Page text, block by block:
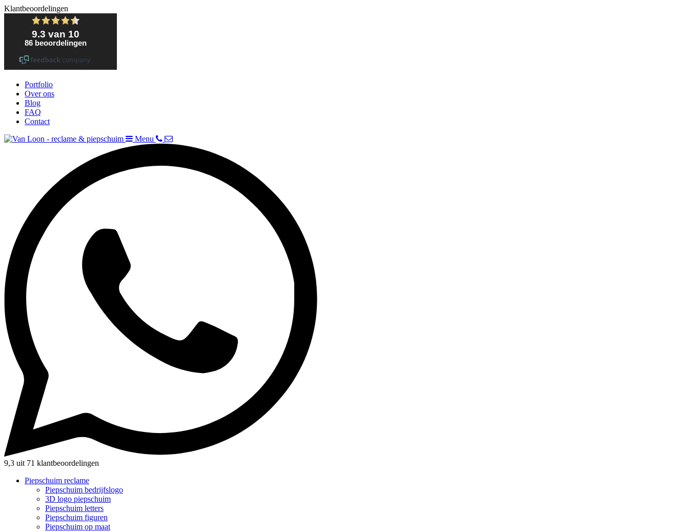
Klantbeoordelingen
Portfolio
Over ons
Blog
FAQ
Contact
Menu
9,3 uit 71 klantbeoordelingen
Piepschuim reclame
Piepschuim bedrijfslogo
3D logo piepschuim
Piepschuim letters
Piepschuim figuren
Piepschuim op maat